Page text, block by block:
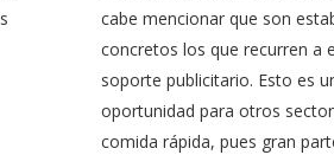
cabe mencionar que son
concretos los que recurren a
soporte publicitario. Esto es
oportunidad para otros
comida rápida, pues gran